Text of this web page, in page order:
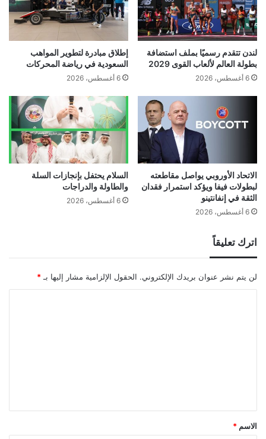
لندن تتقدم رسميًا بملف استضافة
بطولة العالم لألعاب القوى 2029
6 أغسطس، 2026
إطلاق مبادرة لتطوير المواهب
السعودية في رياضة المحركات
6 أغسطس، 2026
الاتحاد الأوروبي يواصل مقاطعته
لبطولات فيفا ويؤكد استمرار فقدان
الثقة في إنفانتينو
6 أغسطس، 2026
السلام يحتفل بإنجازات السلة
والطاولة والدراجات
6 أغسطس، 2026
اترك تعليقاً
لن يتم نشر عنوان بريدك الإلكتروني. الحقول الإلزامية مشار إليها بـ *
*
الاسم *